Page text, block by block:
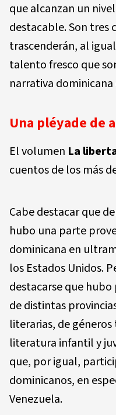
que alcanzan un
destacable. Son tres
trascenderán, al
talento fresco que
narrativa dominicana
Una pléyade de
El volumen La
cuentos de los más
Cabe destacar que
hubo una parte
dominicana en
los Estados Unidos.
destacarse que
de distintas
literarias, de
literatura infantil y
que, por igual,
dominicanos, en
Venezuela.